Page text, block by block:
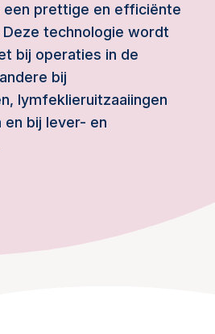
prettige en efficiënte
technologie wordt
bij operaties in de
bij
lymfeklieruitzaaiingen
en bij lever- en